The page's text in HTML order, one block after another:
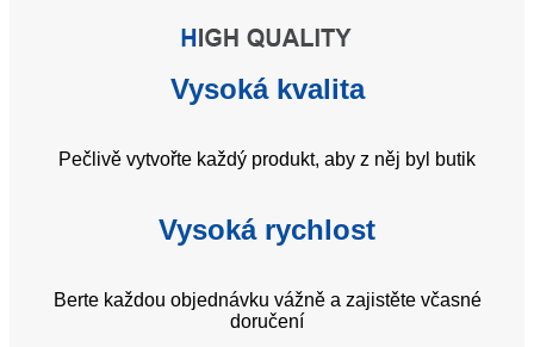
Vysoká kvalita
Pečlivě vytvořte každý produkt, aby z něj byl butik
Vysoká rychlost
Berte každou objednávku vážně a zajistěte včasné
doručení